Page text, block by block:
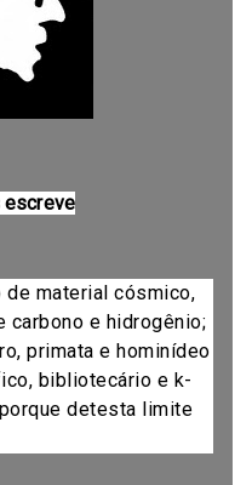
escreve
de material cósmico,
carbono e hidrogênio;
primata e hominídeo
bibliotecário e k-
detesta limite